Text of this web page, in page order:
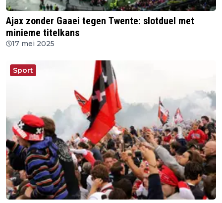
Ajax zonder Gaaei tegen Twente: slotduel met
minieme titelkans
17 mei 2025
Sport